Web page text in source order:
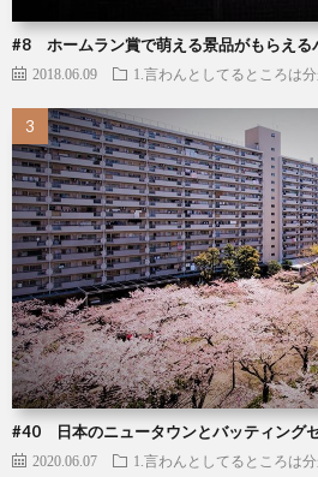
#8 ホームラン賞で萌える景品がもらえる
2018.06.09 1.言わんとしてるところは
#40 日本のニュータウンとバッティング
2020.06.07 1.言わんとしてるところは